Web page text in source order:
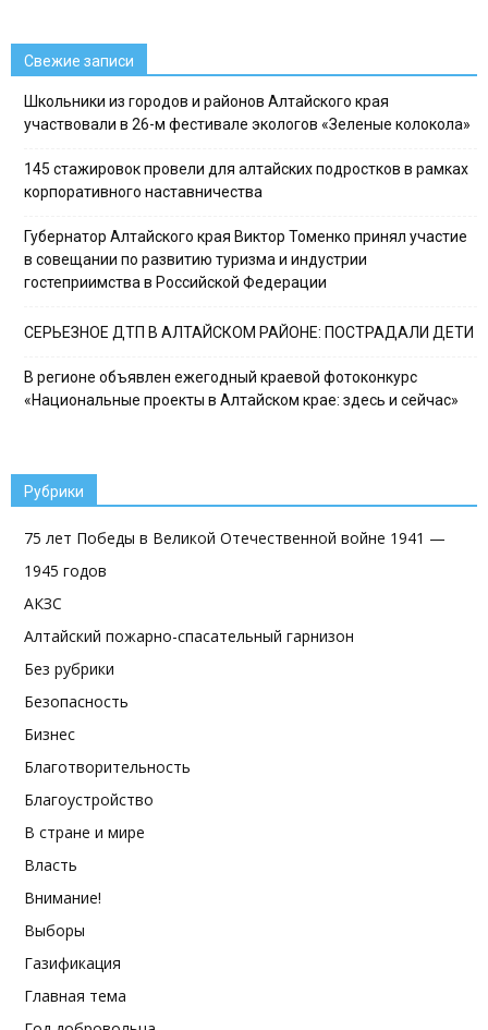
Свежие записи
Школьники из городов и районов Алтайского края
участвовали в 26-м фестивале экологов «Зеленые колокола»
145 стажировок провели для алтайских подростков в рамках
корпоративного наставничества
Губернатор Алтайского края Виктор Томенко принял участие
в совещании по развитию туризма и индустрии
гостеприимства в Российской Федерации
СЕРЬЕЗНОЕ ДТП В АЛТАЙСКОМ РАЙОНЕ: ПОСТРАДАЛИ ДЕТИ
В регионе объявлен ежегодный краевой фотоконкурс
«Национальные проекты в Алтайском крае: здесь и сейчас»
Рубрики
75 лет Победы в Великой Отечественной войне 1941 —
1945 годов
АКЗС
Алтайский пожарно-спасательный гарнизон
Без рубрики
Безопасность
Бизнес
Благотворительность
Благоустройство
В стране и мире
Власть
Внимание!
Выборы
Газификация
Главная тема